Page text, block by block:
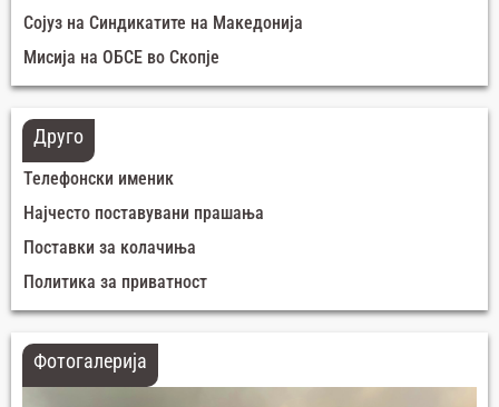
Сојуз на Синдикатите на Македонија
Мисија на ОБСЕ во Скопје
Друго
Телефонски именик
Најчесто поставувани прашања
Поставки за колачиња
Политика за приватност
Фотогалерија